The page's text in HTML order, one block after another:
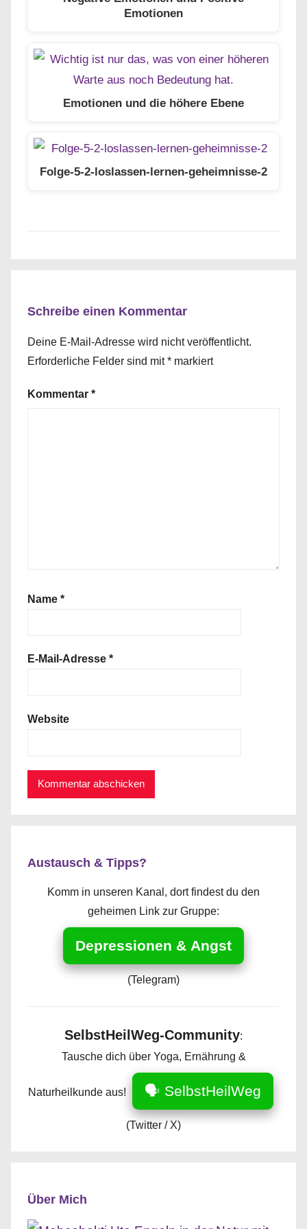
Emotionen
Emotionen und die höhere Ebene
Folge-5-2-loslassen-lernen-geheimnisse-2
Schreibe einen Kommentar
Deine E-Mail-Adresse wird nicht veröffentlicht.
Erforderliche Felder sind mit* markiert
Kommentar *
Name *
E-Mail-Adresse *
Website
Austausch & Tipps?
Komm in unseren Kanal, dort findest du den
geheimen Link zur Gruppe:
Depressionen & Angst
(Telegram)
SelbstHeilWeg-Community:
Tausche dich über Yoga, Ernährung &
Naturheilkunde aus! 🗣️ SelbstHeilWeg
(Twitter / X)
Über Mich